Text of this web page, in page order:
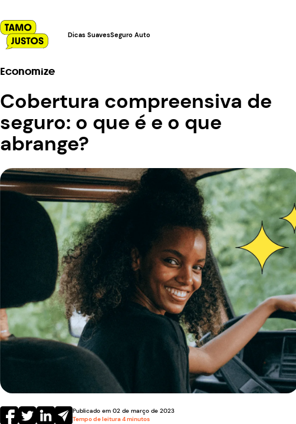
Dicas SuavesSeguro Auto
Economize
Cobertura compreensiva de
seguro: o que é e o que
abrange?
Publicado em02 demarço de2023
Tempo de leitura4minutos